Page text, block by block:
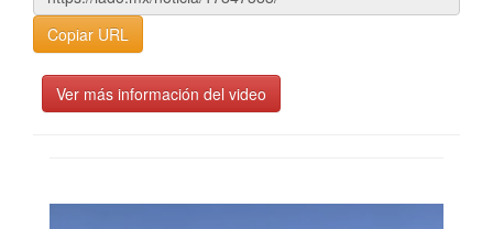
Copiar URL
Ver más información del video